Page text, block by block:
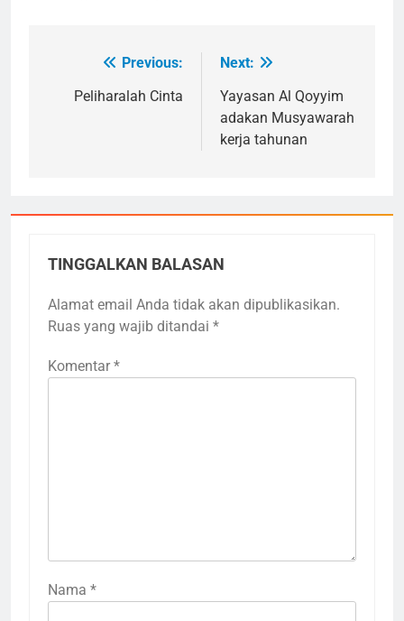
Navigasi
pos
Previous:
Peliharalah Cinta
Next:
Yayasan Al Qoyyim
adakan Musyawarah
kerja tahunan
TINGGALKAN BALASAN
Alamat email Anda tidak akan dipublikasikan.
Ruas yang wajib ditandai *
Komentar *
Nama *
3